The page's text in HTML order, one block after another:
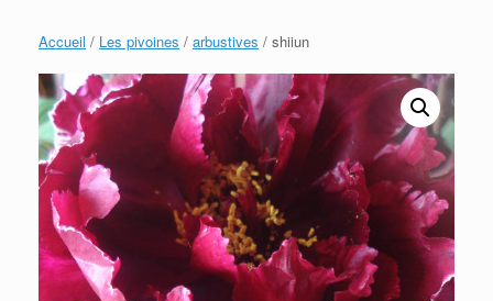
Accueil / Les pivoines / arbustives / shiiun